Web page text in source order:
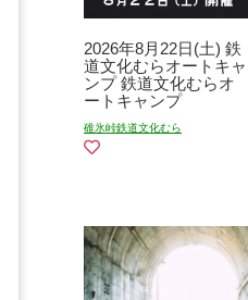
2026年8月22日(土) 鉄
道文化むらオートキャ
ンプ 鉄道文化むらオ
ートキャンプ
碓氷峠鉄道文化むら